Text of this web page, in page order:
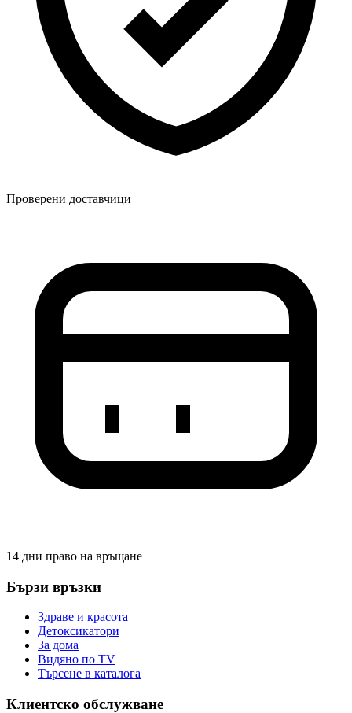
Проверени доставчици
14 дни право на връщане
Бързи връзки
Здраве и красота
Детоксикатори
За дома
Видяно по TV
Търсене в каталога
Клиентско обслужване